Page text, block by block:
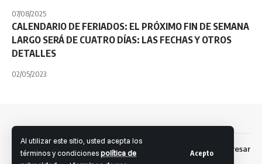
Al utilizar este sitio, usted acepta los
términos y condicionespolítica de
Acepto
07/08/2025
CALENDARIO DE FERIADOS: EL PRÓXIMO FIN DE SEMANA
LARGO SERÁ DE CUATRO DÍAS: LAS FECHAS Y OTROS
DETALLES
02/05/2023
Dev: Fernando S. Brandolini Facebook Ingresar